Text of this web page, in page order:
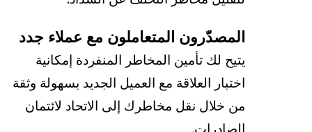
المصدّرون المتعاملون مع عملاء جدد
يتيح لك تأمين المخاطر المنفردة إمكانية
اختبار العلاقة مع العميل الجديد بسهولة وثقة
من خلال نقل مخاطرك إلى الاتحاد لائتمان
الصادرات.